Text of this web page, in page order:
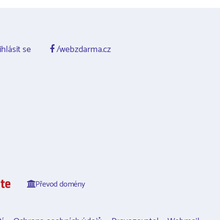
se /webzdarma.cz
Převod domény